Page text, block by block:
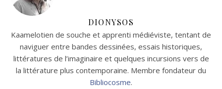
DIONYSOS
Kaamelotien de souche et apprenti médiéviste, tentant de
naviguer entre bandes dessinées, essais historiques,
littératures de l’imaginaire et quelques incursions vers de
la littérature plus contemporaine. Membre fondateur du
Bibliocosme.